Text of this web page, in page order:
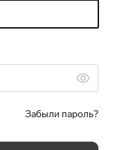
Забыли пароль?